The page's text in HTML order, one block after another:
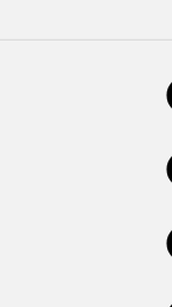
rapidi, anche
traguardo